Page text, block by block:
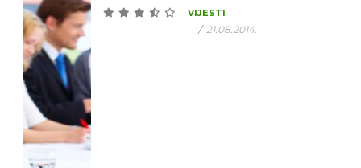
VIJESTI
/ 21.08.2014.